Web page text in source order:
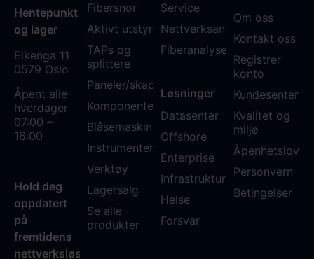
Hentepunkt
og lager
Eikenga 11
0579 Oslo
Åpent alle
hverdager
07:00 –
16:00
Hold deg
oppdatert
på
fremtidens
nettverksløsninger
Fibersnor
Aktivt utstyr
TAPs og
splittere
Paneler/skap
Komponenter
Blåsemaskiner
Instrumenter
Verktøy
Lagersalg
Se alle
produkter
Service
Nettverksanalyse
Fiberanalyse WDM
Løsninger
Datasenter
Offshore
Enterprise
Infrastruktur
Helse
Forsvar
Om oss
Kontakt oss
Registrer
konto
Kundesenter
Kvalitet og
miljø
Åpenhetsloven
Personvern
Betingelser